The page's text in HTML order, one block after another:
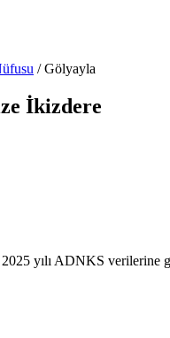
/Gölyayla
İkizdere
yılı ADNKS verilerine